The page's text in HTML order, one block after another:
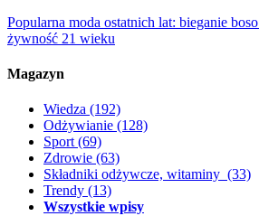
Popularna moda ostatnich lat: bieganie boso
żywność 21 wieku
Magazyn
Wiedza (192)
Odżywianie (128)
Sport(69)
Zdrowie (63)
Składniki odżywcze, witaminy (33)
Trendy (13)
Wszystkie wpisy